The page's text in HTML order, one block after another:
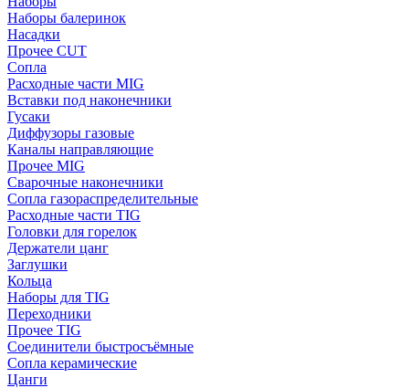
Наборы балеринок
Насадки
Прочее CUT
Сопла
Расходные части MIG
Вставки под наконечники
Гусаки
Диффузоры газовые
Каналы направляющие
Прочее MIG
Сварочные наконечники
Сопла газораспределительные
Расходные части TIG
Головки для горелок
Держатели цанг
Заглушки
Кольца
Наборы для TIG
Переходники
Прочее TIG
Соединители быстросъёмные
Сопла керамические
Цанги